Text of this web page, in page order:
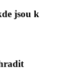
jsou k